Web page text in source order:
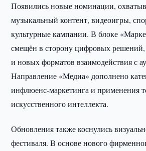
Появились новые номинации,
музыкальный контент, видеоигры,
культурные кампании. В блоке
смещён в сторону цифровых
и новых форматов взаимодействия с
Направление «Медиа» дополнено
инфлюенс-маркетинга и применения
искусственного интеллекта.
Обновления также коснулись
фестиваля. В основе нового